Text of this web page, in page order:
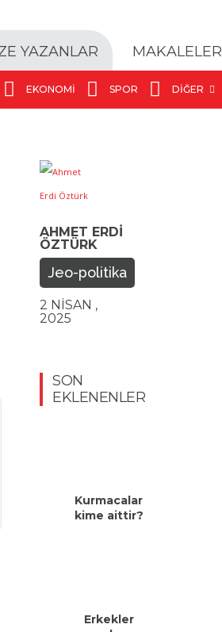
YAZANLAR MAKALELER
EKONOMI SPOR DIĞER
AHMET ERDI
ÖZTÜRK
Jeo-politika
2 NISAN ,
2025
SON
EKLENENLER
Kurmacalar
kime aittir?
Erkekler